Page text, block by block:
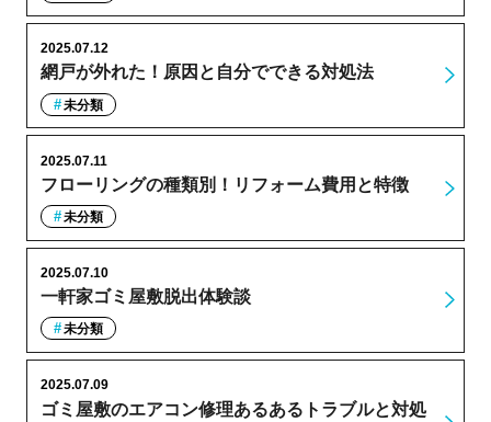
網戸が外れた！原因と自分でできる対処法
2025.07.12
未分類
フローリングの種類別！リフォーム費用と特徴
2025.07.11
未分類
一軒家ゴミ屋敷脱出体験談
2025.07.10
未分類
ゴミ屋敷のエアコン修理あるあるトラブルと対処
2025.07.09